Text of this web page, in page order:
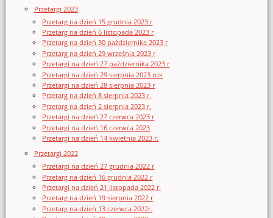
Przetargi 2023
Przetarg na dzień 15 grudnia 2023 r
Przetarg na dzień 6 listopada 2023 r
Przetarg na dzień 30 października 2023 r
Przetarg na dzień 29 września 2023 r
Przetargi na dzień 27 października 2023 r
Przetargi na dzień 29 sierpnia 2023 rok
Przetargi na dzień 28 sierpnia 2023 r
Przetarg na dzień 8 sierpnia 2023 r.
Przetarg na dzień 2 sierpnia 2023 r.
Przetargi na dzień 27 czerwca 2023 r
Przetargi na dzień 16 czerwca 2023
Przetargi na dzień 14 kwietnia 2023 r.
Przetargi 2022
Przetargi na dzień 27 grudnia 2022 r
Przetarg na dzień 16 grudnia 2022 r
Przetargi na dzień 21 listopada 2022 r.
Przetarg na dzień 19 sierpnia 2022 r
Przetarg na dzień 13 czerwca 2022r.